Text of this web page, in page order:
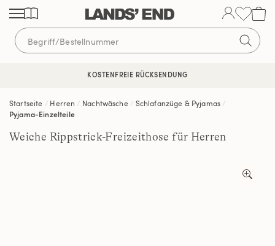
Direkt
zum
Inhalt
Direkt
zur
Navigation
Direkt
zur
Suche
KOSTENLOSE LIEFERUNG AB 120€ | VERTRAUEN SEIT 1963
KOSTENFREIE RÜCKSENDUNG
Startseite Herren Nachtwäsche
Schlafanzüge & Pyjamas
Pyjama-Einzelteile
Weiche Rippstrick-Freizeithose für Herren